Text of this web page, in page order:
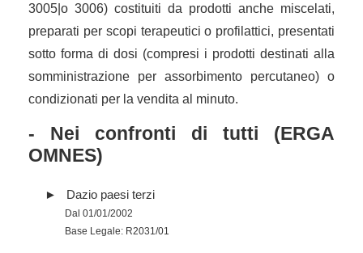
3005|o 3006) costituiti da prodotti anche miscelati,
preparati per scopi terapeutici o profilattici, presentati
sotto forma di dosi (compresi i prodotti destinati alla
somministrazione per assorbimento percutaneo) o
condizionati per la vendita al minuto.
- Nei confronti di tutti (ERGA
OMNES)
Dazio paesi terzi
Dal 01/01/2002
Base Legale: R2031/01